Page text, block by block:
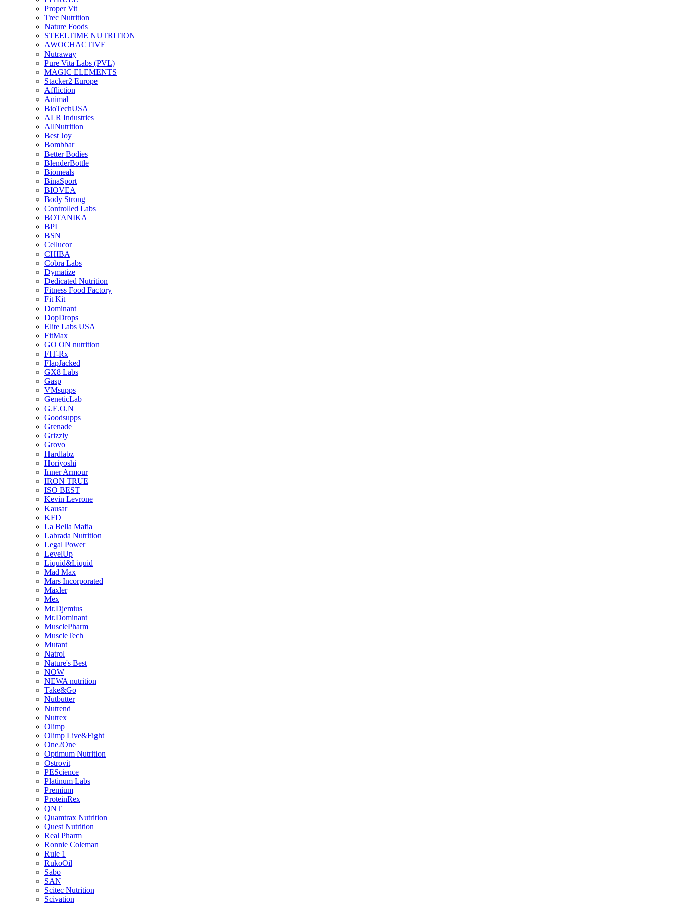
Proper Vit
Trec Nutrition
Nature Foods
STEELTIME NUTRITION
AWOCHACTIVE
Nutraway
Pure Vita Labs (PVL)
MAGIC ELEMENTS
Stacker2 Europe
Affliction
Animal
BioTechUSA
ALR Industries
AllNutrition
Best Joy
Bombbar
Better Bodies
BlenderBottle
Biomeals
BinaSport
BIOVEA
Body Strong
Controlled Labs
BOTANIKA
BPI
BSN
Cellucor
CHIBA
Cobra Labs
Dymatize
Dedicated Nutrition
Fitness Food Factory
Fit Kit
Dominant
DopDrops
Elite Labs USA
FitMax
GO ON nutrition
FIT-Rx
FlapJacked
GX8 Labs
Gasp
VMsupps
GeneticLab
G.E.O.N
Goodsupps
Grenade
Grizzly
Grovo
Hardlabz
Horiyoshi
Inner Armour
IRON TRUE
ISO BEST
Kevin Levrone
Kausar
KFD
La Bella Mafia
Labrada Nutrition
Legal Power
LevelUp
Liquid&Liquid
Mad Max
Mars Incorporated
Maxler
Mex
Mr.Djemius
Mr.Dominant
MusclePharm
MuscleTech
Mutant
Natrol
Nature's Best
NOW
NEWA nutrition
Take&Go
Nutbutter
Nutrend
Nutrex
Olimp
Olimp Live&Fight
One2One
Optimum Nutrition
Ostrovit
PEScience
Platinum Labs
Premium
ProteinRex
QNT
Quamtrax Nutrition
Quest Nutrition
Real Pharm
Ronnie Coleman
Rule 1
RukoOil
Sabo
SAN
Scitec Nutrition
Scivation